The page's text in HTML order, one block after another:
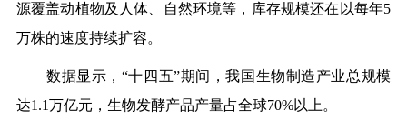
源覆盖动植物及人体、自然环境等，库存规模还在以每年5
万株的速度持续扩容。
数据显示，“十四五”期间，我国生物制造产业总规模
达1.1万亿元，生物发酵产品产量占全球70%以上。